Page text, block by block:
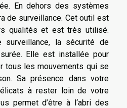
En dehors des systèmes
de surveillance. Cet outil est
qualités et est très utilisé.
surveillance, la sécurité de
Elle est installée pour
tous les mouvements qui se
Sa présence dans votre
à rester loin de votre
permet d’être à l‘abri des